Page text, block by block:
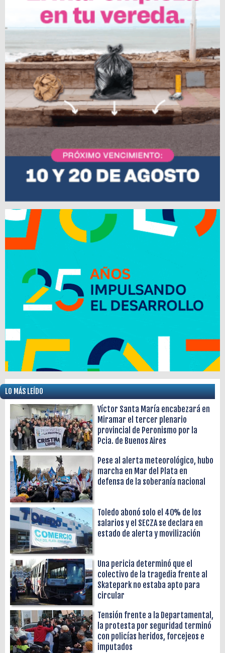
LO MÁS LEÍDO
Víctor Santa María encabezará en
Miramar el tercer plenario
provincial de Peronismo por la
Pcia. de Buenos Aires
Pese al alerta meteorológico, hubo
marcha en Mar del Plata en
defensa de la soberanía nacional
Toledo abonó solo el 40% de los
salarios y el SECZA se declara en
estado de alerta y movilización
Una pericia determinó que el
colectivo de la tragedia frente al
Skatepark no estaba apto para
circular
Tensión frente a la Departamental,
la protesta por seguridad terminó
con policías heridos, forcejeos e
imputados